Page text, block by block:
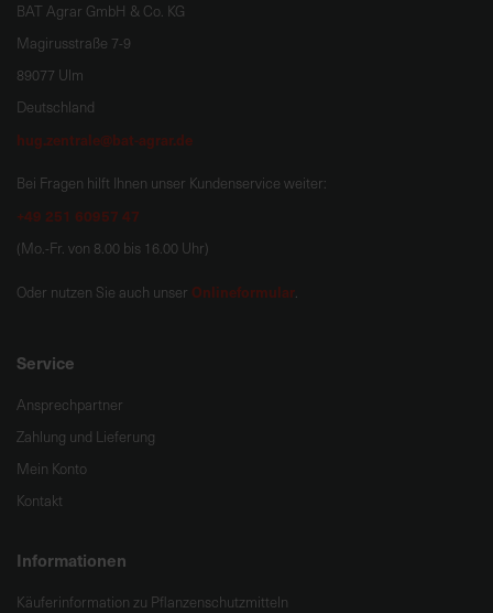
BAT Agrar GmbH & Co. KG
Magirusstraße 7-9
89077 Ulm
Deutschland
hug.zentrale@bat-agrar.de
Bei Fragen hilft Ihnen unser Kundenservice weiter:
+49 251 60957 47
(Mo.-Fr. von 8.00 bis 16.00 Uhr)
Oder nutzen Sie auch unser Onlineformular.
Service
Ansprechpartner
Zahlung und Lieferung
Mein Konto
Kontakt
Informationen
Käuferinformation zu Pflanzenschutzmitteln